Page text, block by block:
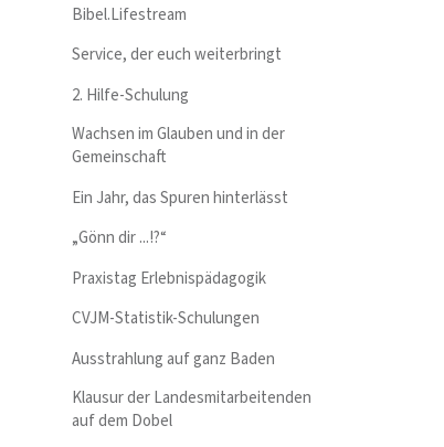
Bibel.Lifestream
Service, der euch weiterbringt
2. Hilfe-Schulung
Wachsen im Glauben und in der
Gemeinschaft
Ein Jahr, das Spuren hinterlässt
„Gönn dir ...!?“
Praxistag Erlebnispädagogik
CVJM-Statistik-Schulungen
Ausstrahlung auf ganz Baden
Klausur der Landesmitarbeitenden
auf dem Dobel